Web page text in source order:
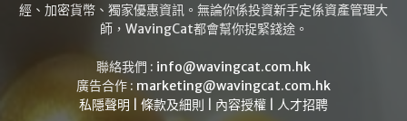
經、加密貨幣、獨家優惠資訊。無論你係投資新手定係資產管理大
師，WavingCat都會幫你捉緊錢途。
聯絡我們 : info@wavingcat.com.hk
廣告合作 : marketing@wavingcat.com.hk
私隱聲明
條款及細則 內容授權 人才招聘